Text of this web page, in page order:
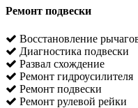
Ремонт подвески
Восстановление
Диагностика подвески
Развал схождение
Ремонт гидроусилителя
Ремонт подвески
Ремонт рулевой рейки